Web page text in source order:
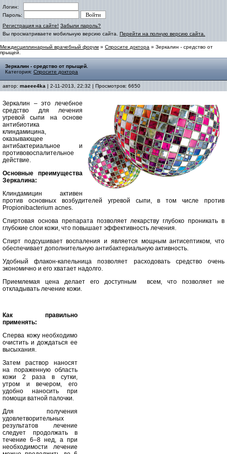
Логин:
Пароль:
Регистрация на сайте! Забыли пароль?
Вы просматриваете мобильную версию сайта. Перейти на полную версию сайта.
Междисциплинарный врачебный форум » Спросите доктора » Зеркалин - средство от
прыщей.
Зеркалин - средство от прыщей.
Категория: Спросите доктора
автор: maeee4ka | 2-11-2013, 22:32 | Просмотров: 6650
Зеркалин – это лечебное
средство для лечения
угревой сыпи на основе
антибиотика
клиндамицина,
оказывающее
антибактериальное и
противовоспалительное
действие.
Основные преимущества
Зеркалина:
Клиндамицин активен
против основных возбудителей угревой сыпи, в том числе против
Propionibacterium acnes.
Спиртовая основа препарата позволяет лекарству глубоко проникать в
глубокие слои кожи, что повышает эффективность лечения.
Спирт подсушивает воспаления и является мощным антисептиком, что
обеспечивает дополнительную антибактериальную активность.
Удобный флакон-капельница позволяет расходовать средство очень
экономично и его хватает надолго.
Приемлемая цена делает его доступным
всем, что позволяет не
откладывать лечение кожи.
Как правильно
применять:
Сперва кожу необходимо
очистить и дождаться ее
высыхания.
Затем раствор наносят
на пораженную область
кожи 2 раза в сутки,
утром и вечером, его
удобно наносить при
помощи ватной палочки.
Для получения
удовлетворительных
результатов лечение
следует продолжать в
течение 6–8 нед, а при
необходимости лечение